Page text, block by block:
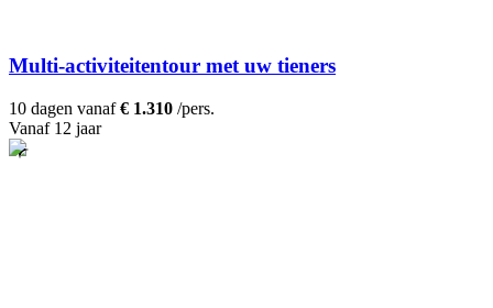
Multi-activiteitentour met uw tieners
10 dagen vanaf€ 1.310 /pers.
Vanaf 12 jaar